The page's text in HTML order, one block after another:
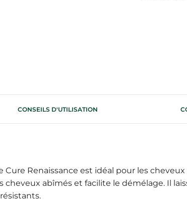
CONSEILS D'UTILISATION
Renaissance est idéal pour les
cheveux abîmés et facilite le démélage. Il